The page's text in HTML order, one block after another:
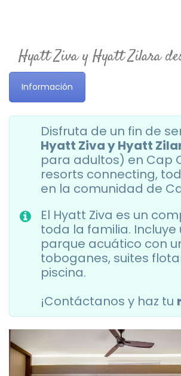
Hyatt Ziva y Hyatt Zilara
Información
Disfruta de un fin de
Hyatt Ziva y Hyatt
para adultos) en Cap
resorts connecting,
en la comunidad de
El Hyatt Ziva es un
toda la familia. Incluye
parque acuático con
toboganes, suites
piscina.⁣⁣⁣
¡Contáctanos y haz tu